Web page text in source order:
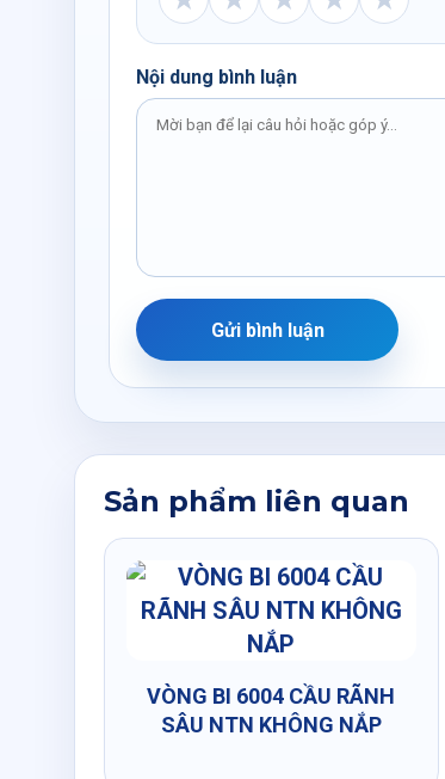
Nội dung bình luận
Gửi bình luận
Sản phẩm liên quan
VÒNG BI 6004 CẦU RÃNH
SÂU NTN KHÔNG NẮP